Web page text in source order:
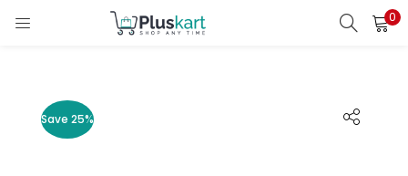
0
LOGIN REGISTER
Save 25%